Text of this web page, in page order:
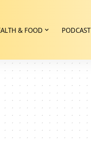
& FOOD PODCAST